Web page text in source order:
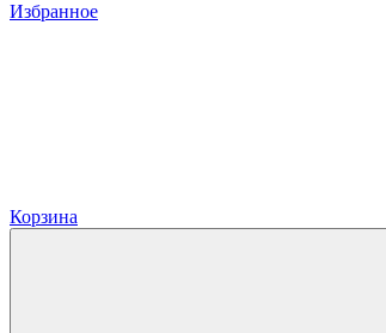
Избранное
Корзина